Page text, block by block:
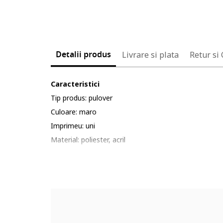
Detalii produs Livrare si plata Retur si
Caracteristici
Tip produs: pulover
Culoare: maro
Imprimeu: uni
Material: poliester, acril